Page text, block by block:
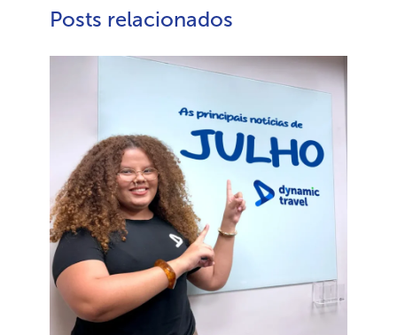
Posts relacionados